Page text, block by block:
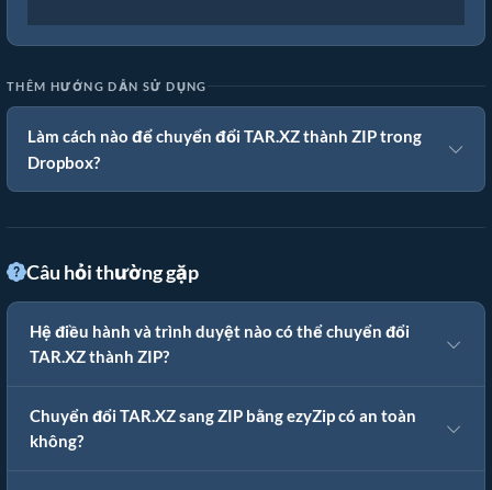
THÊM HƯỚNG DẪN SỬ DỤNG
Làm cách nào để chuyển đổi TAR.XZ thành ZIP trong
Dropbox?
Câu hỏi thường gặp
Hệ điều hành và trình duyệt nào có thể chuyển đổi
TAR.XZ thành ZIP?
Chuyển đổi TAR.XZ sang ZIP bằng ezyZip có an toàn
không?